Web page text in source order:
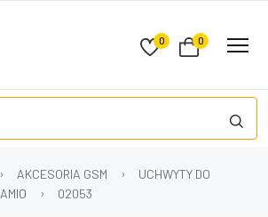
0 0
AKCESORIA GSM
UCHWYTY DO
AMIO 02053